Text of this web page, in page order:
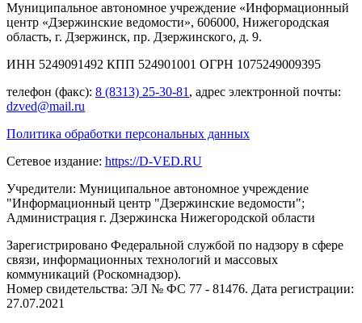
Муниципальное автономное учреждение «Информационный
центр «Дзержинские ведомости», 606000, Нижегородская
область, г. Дзержинск, пр. Дзержинского, д. 9.
ИНН 5249091492 КПП 524901001 ОГРН 1075249009395
телефон (факс): 8 (8313) 25-30-81 , адрес электронной почты:
dzved@mail.ru
Политика обработки персональных данных
Сетевое издание: https://D-VED.RU
Учредители: Муниципальное автономное учреждение
"Информационный центр "Дзержинские ведомости";
Администрация г. Дзержинска Нижегородской области
Зарегистрировано Федеральной службой по надзору в сфере
связи, информационных технологий и массовых
коммуникаций (Роскомнадзор).
Номер свидетельства: ЭЛ № ФС 77 - 81476. Дата регистрации:
27.07.2021